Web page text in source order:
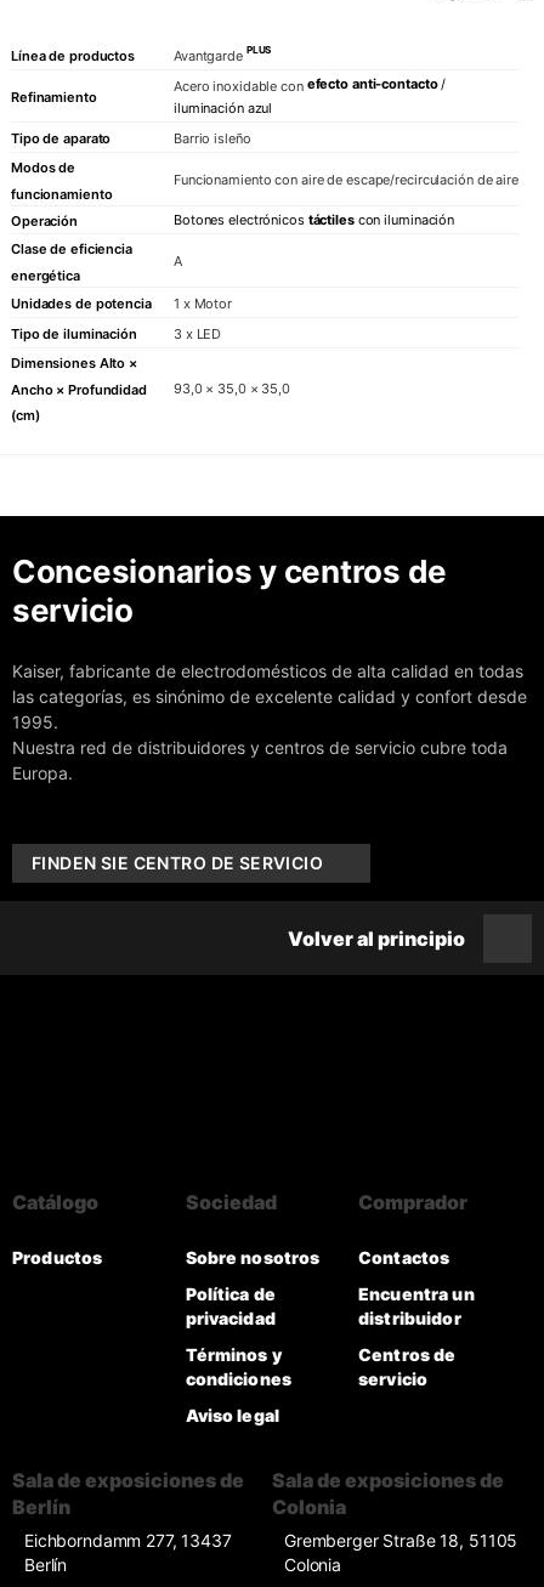
Línea de productos Avantgarde PLUS
Refinamiento
Acero inoxidable con efecto anti-contacto/
iluminación azul
Tipo de aparato
Barrio isleño
Modos de
funcionamiento
Funcionamiento con aire de escape/recirculación de aire
Operación Botones electrónicos táctiles con iluminación
Clase de eficiencia
energética
A
Unidades de potencia
1 x Motor
Tipo de iluminación
3 x LED
Dimensiones Alto ×
Ancho × Profundidad
(cm)
93,0 × 35,0 × 35,0
Concesionarios y centros de
servicio
Kaiser, fabricante de electrodomésticos de alta calidad en todas
las categorías, es sinónimo de excelente calidad y confort desde
1995.
Nuestra red de distribuidores y centros de servicio cubre toda
Europa.
FINDEN SIE CENTRO DE SERVICIO
Volver al principio
Catálogo
Productos
Sociedad
Sobre nosotros
Política de
privacidad
Términos y
condiciones
Aviso legal
Comprador
Contactos
Encuentra un
distribuidor
Centros de
servicio
Sala de exposiciones de
Berlín
Eichborndamm 277, 13437
Berlín
Sala de exposiciones de
Colonia
Gremberger Straße 18, 51105
Colonia